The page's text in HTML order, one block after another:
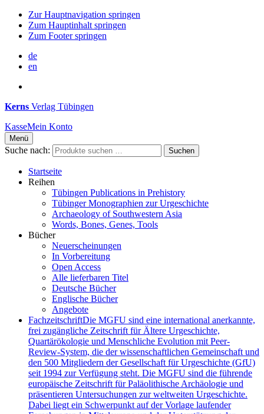
Zur Hauptnavigation springen
Zum Hauptinhalt springen
Zum Footer springen
de
en
Kerns Verlag Tübingen
KasseMein Konto
Menü
Suche nach: Suchen
Startseite
Reihen
Tübingen Publications in Prehistory
Tübinger Monographien zur Urgeschichte
Archaeology of Southwestern Asia
Words, Bones, Genes, Tools
Bücher
Neuerscheinungen
In Vorbereitung
Open Access
Alle lieferbaren Titel
Deutsche Bücher
Englische Bücher
Angebote
FachzeitschriftDie MGFU sind eine international anerkannte,
frei zugängliche Zeitschrift für Ältere Urgeschichte,
Quartärökologie und Menschliche Evolution mit Peer-
Review-System, die der wissenschaftlichen Gemeinschaft und
den 500 Mitgliedern der Gesellschaft für Urgeschichte (GfU)
seit 1994 zur Verfügung steht. Die MGFU sind die führende
europäische Zeitschrift für Paläolithische Archäologie und
präsentieren Untersuchungen zur weltweiten Urgeschichte.
Dabei liegt ein Schwerpunkt auf der Vorlage laufender